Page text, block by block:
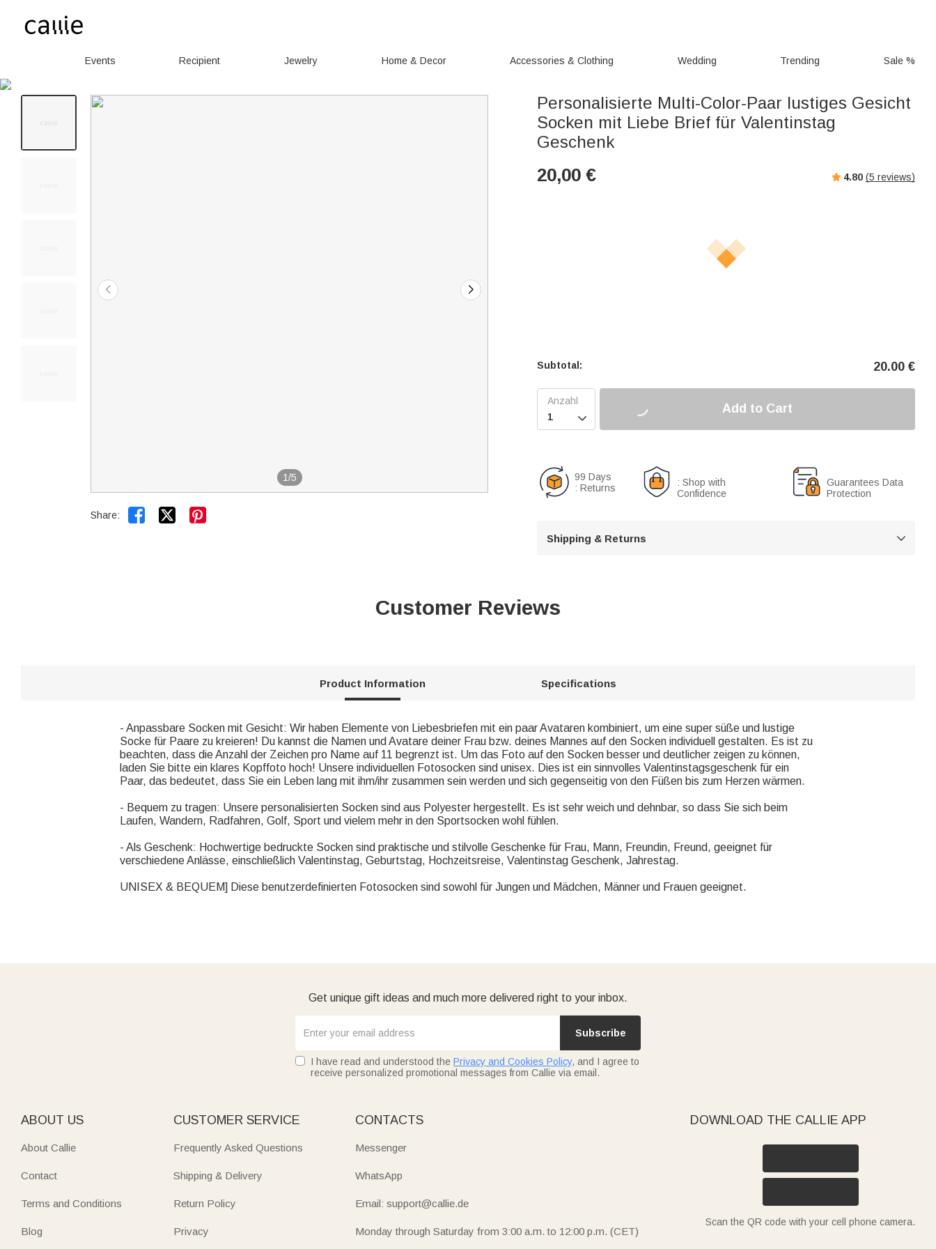
Events Recipient Jewelry Home & Decor Accessories & Clothing Wedding Trending Sale %
1/5
Share:  
Personalisierte Multi-Color-Paar lustiges Gesicht
Socken mit Liebe Brief für Valentinstag
Geschenk
20,00 € 4.80 (5 reviews)
Subtotal: 20.00 €

Add to Cart
99 Days
: Returns
: Shop with
Confidence
Guarantees Data
Protection
Shipping & Returns 
Customer Reviews
Product Information Specifications
- Anpassbare Socken mit Gesicht: Wir haben Elemente von Liebesbriefen mit ein paar Avataren kombiniert, um eine super süße und lustige
Socke für Paare zu kreieren! Du kannst die Namen und Avatare deiner Frau bzw. deines Mannes auf den Socken individuell gestalten. Es ist zu
beachten, dass die Anzahl der Zeichen pro Name auf 11 begrenzt ist. Um das Foto auf den Socken besser und deutlicher zeigen zu können,
laden Sie bitte ein klares Kopffoto hoch! Unsere individuellen Fotosocken sind unisex. Dies ist ein sinnvolles Valentinstagsgeschenk für ein
Paar, das bedeutet, dass Sie ein Leben lang mit ihm/ihr zusammen sein werden und sich gegenseitig von den Füßen bis zum Herzen wärmen.
- Bequem zu tragen: Unsere personalisierten Socken sind aus Polyester hergestellt. Es ist sehr weich und dehnbar, so dass Sie sich beim
Laufen, Wandern, Radfahren, Golf, Sport und vielem mehr in den Sportsocken wohl fühlen.
- Als Geschenk: Hochwertige bedruckte Socken sind praktische und stilvolle Geschenke für Frau, Mann, Freundin, Freund, geeignet für
verschiedene Anlässe, einschließlich Valentinstag, Geburtstag, Hochzeitsreise, Valentinstag Geschenk, Jahrestag.
UNISEX & BEQUEM] Diese benutzerdefinierten Fotosocken sind sowohl für Jungen und Mädchen, Männer und Frauen geeignet.
Get unique gift ideas and much more delivered right to your inbox.
Subscribe
I have read and understood the Privacy and Cookies Policy, and I agree to
receive personalized promotional messages from Callie via email.
ABOUT US
About Callie
Contact
Terms and Conditions
Blog
CUSTOMER SERVICE
Frequently Asked Questions
Shipping & Delivery
Return Policy
Privacy
CONTACTS
Messenger
WhatsApp
Email: support@callie.de
Monday through Saturday from 3:00 a.m. to 12:00 p.m. (CET)
DOWNLOAD THE CALLIE APP
Scan the QR code with your cell phone camera.